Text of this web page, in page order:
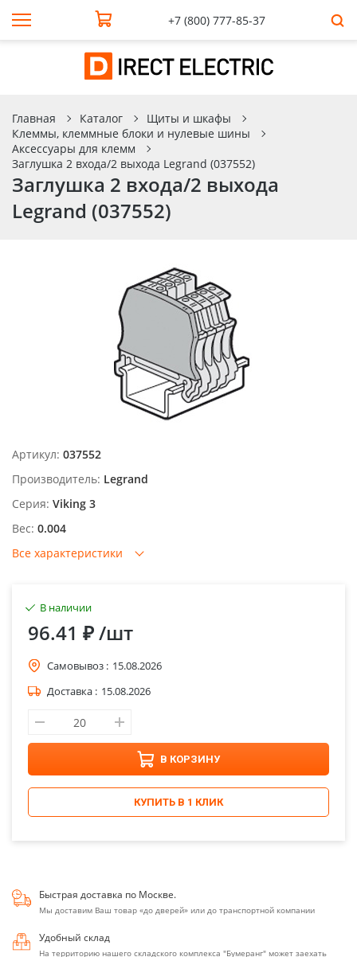
+7 (800) 777-85-37
Главная Каталог
Щиты и шкафы
Клеммы, клеммные блоки и нулевые шины
Аксессуары для клемм
Заглушка 2 входа/2 выхода Legrand (037552)
Заглушка 2 входа/2 выхода
Legrand (037552)
Артикул: 037552
Производитель: Legrand
Серия: Viking 3
Вес: 0.004
Все характеристики
В наличии
96.41 ₽/шт
Самовывоз : 15.08.2026
Доставка : 15.08.2026
В КОРЗИНУ
КУПИТЬ В 1 КЛИК
Быстрая доставка по Москве.
Мы доставим Ваш товар «до дверей» или до транспортной компании
Удобный склад
На территорию нашего складского комплекса "Бумеранг" может заехать